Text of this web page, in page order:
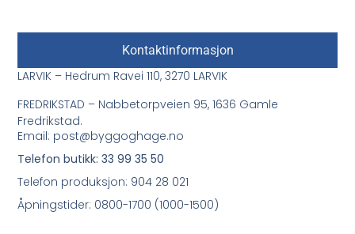
Kontaktinformasjon
LARVIK – Hedrum Ravei 110, 3270 LARVIK
FREDRIKSTAD – Nabbetorpveien 95, 1636 Gamle
Fredrikstad.
Email: post@byggoghage.no
Telefon butikk: 33 99 35 50
Telefon produksjon: 904 28 021
Åpningstider: 0800-1700 (1000-1500)